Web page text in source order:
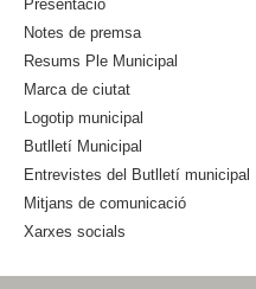
t
e
r
n
a
Presentació
Notes de premsa
Resums Ple Municipal
Marca de ciutat
Logotip municipal
Butlletí Municipal
Entrevistes del Butlletí municipal
Mitjans de comunicació
Xarxes socials